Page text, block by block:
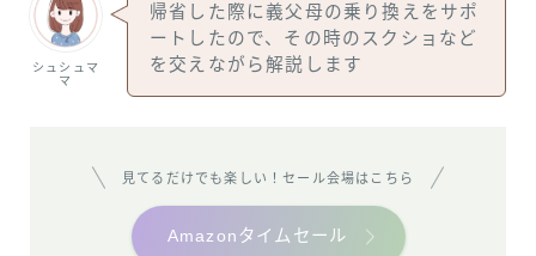
シュシュマ
マ
帰省した際に義父母の乗り換えをサポ
ートしたので、その時のスクショなど
を交えながら解説します
見てるだけでも楽しい！セール会場はこちら
Amazonタイムセール